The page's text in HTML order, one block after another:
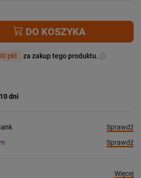
DO KOSZYKA
pkt za zakup tego produktu.
dni
Sprawdź
Sprawdź
Więcej